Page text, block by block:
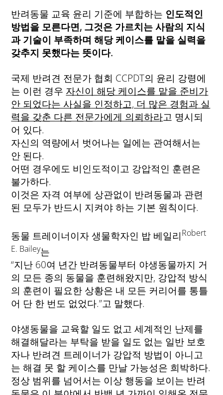
반려동물 교육 윤리 기준에 부합하는 인도적인
방법을 모른다면, 그것은 가르치는 사람의 지식
과 기술이 부족하며 해당 케이스를 맡을 실력을
갖추지 못했다는 뜻이다.
국제 반려견 전문가 협회 CCPDT의 윤리 강령에
는 이런 경우 자신이 해당 케이스를 맡을 준비가
안 되었다는 사실을 인정하고, 더 많은 경험과 실
력을 갖춘 다른 전문가에게 의뢰하라고 명시되
어 있다.
자신의 역량에서 벗어나는 일에는 관여해서는
안 된다.
어떤 경우에도 비인도적이고 강압적인 훈련은
불가하다.
이것은 자격 여부에 상관없이 반려동물과 관련
된 모두가 반드시 지켜야 하는 기본 원칙이다.
동물 트레이너이자 생물학자인 밥 베일리Robert
E. Bailey는
“지난 60여 년간 반려동물부터 야생동물까지 거
의 모든 종의 동물을 훈련해왔지만, 강압적 방식
의 훈련이 필요한 상황은 내 모든 커리어를 통틀
어 단 한 번도 없었다.”고 말했다.
야생동물을 교육할 일도 없고 세계적인 난제를
해결해달라는 부탁을 받을 일도 없는 일반 보호
자나 반려견 트레이너가 강압적 방법이 아니고
는 해결 못 할 케이스를 만날 가능성은 희박하다.
정상 범위를 넘어서는 이상 행동을 보이는 반려